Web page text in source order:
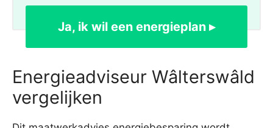
Ja, ik wil een energieplan ▸
Energieadviseur Wâlterswâld
vergelijken